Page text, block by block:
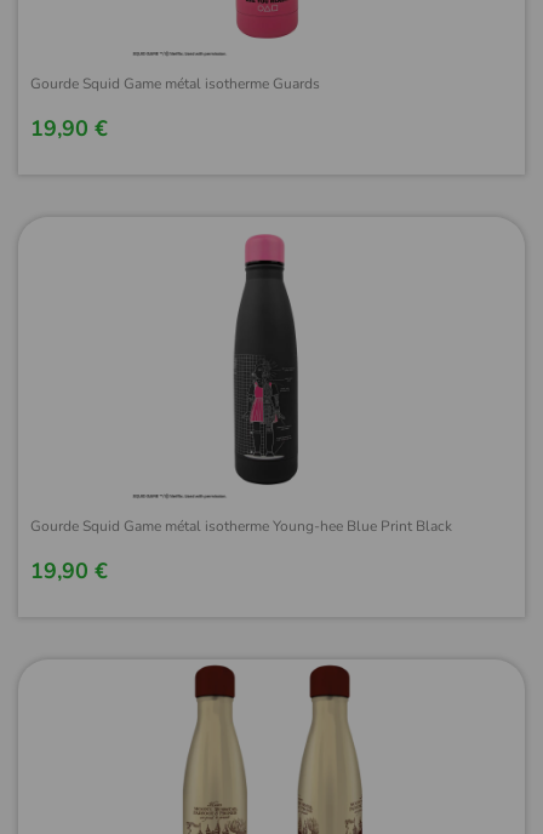
Gourde Squid Game métal isotherme Guards
19,90 €
Gourde Squid Game métal isotherme Young-hee Blue Print Black
19,90 €